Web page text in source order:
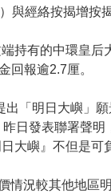
與經絡按揭增按
持有的中環皇
回報逾2.7厘。
「明日大嶼」
日發表聯署聲
大嶼』不但是可
情況較其他地